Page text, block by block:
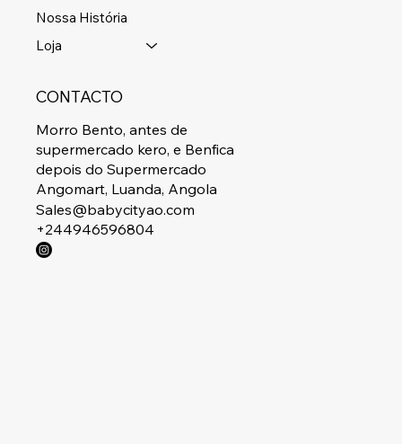
Nossa História
Loja
CONTACTO
Morro Bento, antes de
supermercado kero, e Benfica
depois do Supermercado
Angomart, Luanda, Angola
Sales@babycityao.com
+244946596804